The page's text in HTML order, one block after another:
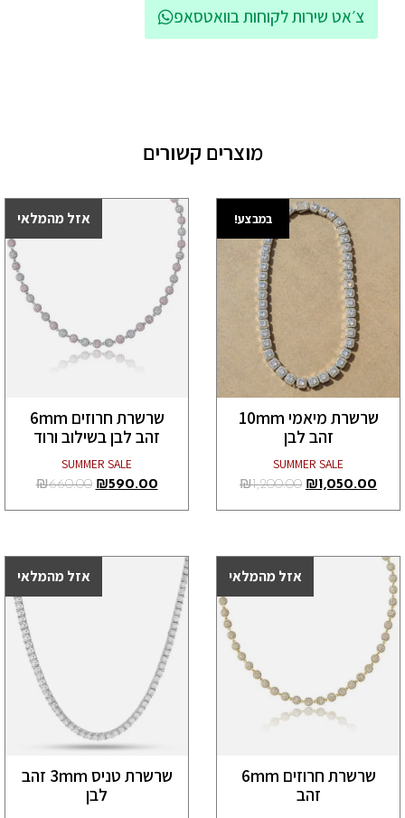
צ׳אט שירות לקוחות בוואטסאפ
מוצרים קשורים
במבצע!
שרשרת מיאמי 10mm
זהב לבן
SUMMER SALE
₪1,050.00
₪1,200.00
אזל מהמלאי
במבצע!
שרשרת חרוזים 6mm
זהב לבן בשילוב ורוד
SUMMER SALE
₪590.00
₪660.00
אזל מהמלאי
במבצע!
שרשרת חרוזים 6mm
זהב
אזל מהמלאי
במבצע!
שרשרת טניס 3mm זהב
לבן